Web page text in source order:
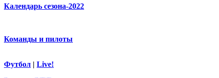
Календарь сезона-2022
Команды и пилоты
Футбол | Live!